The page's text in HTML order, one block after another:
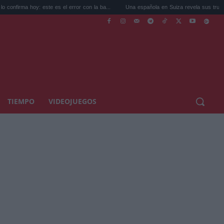
este es el error con la ba... Una española en Suiza revela sus trucos para
TIEMPO VIDEOJUEGOS